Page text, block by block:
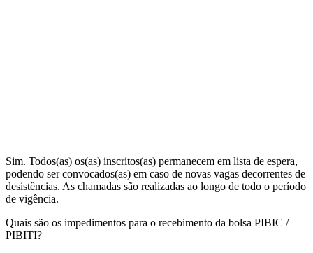
Sim. Todos(as) os(as) inscritos(as) permanecem em lista de espera,
podendo ser convocados(as) em caso de novas vagas decorrentes de
desistências. As chamadas são realizadas ao longo de todo o período
de vigência.
Quais são os impedimentos para o recebimento da bolsa PIBIC /
PIBITI?